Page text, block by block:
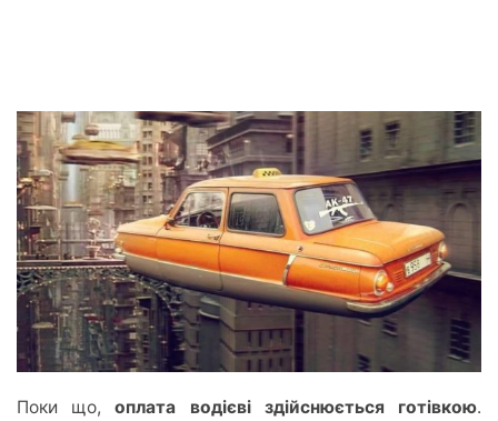
Поки що,оплата водієві здійснюється готівкою.